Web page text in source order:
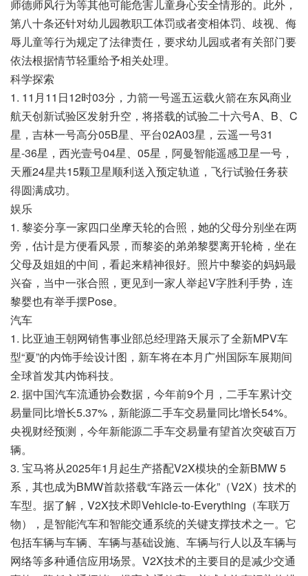
师德师风行为等其他可能危害儿童身心安全情形的。此外，
第八十条还针对幼儿园教职工体罚或者变相体罚、歧视、侮
辱儿童等行为规定了法律责任，要求幼儿园或者有关部门要
依法根据情节轻重给予相关处理。
科学探索
1. 11月11日12时03分，力箭一号遥五运载火箭在东风商业
航天创新试验区发射升空，将搭载的试验二十六号A、B、C
星，吉林一号高分05B星、平台02A03星，云遥一号31
星-36星，西光壹号04星、05星，阿曼智能遥感卫星一号，
天雁24星共15颗卫星顺利送入预定轨道，飞行试验任务获
得圆满成功。
娱乐
1. 黎姿分享一家四口坐摩天轮的合照，她的父母分别坐在两
旁，估计是方便看风景，而黎姿的弟弟黎婴离开轮椅，坐在
父母及姐姐的中间，看起来精神很好。照片中黎姿的妈妈最
兴奋，当中一张合照，更见到一家人举起V字胜利手势，连
黎婴也有举手摆Pose。
汽车
1. 比亚迪王朝网销售事业部总经理路天展示了全新MPV车
型“夏”的内饰手绘设计图，新车将在本月广州国际车展期间
全球首发其内饰科技。
2. 据中国汽车流通协会数据，今年前9个月，二手车累计交
易量同比增长5.37%，新能源二手车交易量同比增长54%。
央视财经预测，今年新能源二手车交易量有望首次突破百万
辆。
3. 宝马将从2025年1月起生产搭配V2X模块的全新BMW 5
系，其也成为BMW首款搭载“车路云一体化”（V2X）技术的
车型。据了解，V2X技术即Vehicle-to-Everything（车联万
物），是智能汽车和智能交通系统的关键支撑技术之一。它
包括车辆与车辆、车辆与基础设施、车辆与行人以及车辆与
网络等多种通信应用场景。V2X技术的主要目的是减少交通